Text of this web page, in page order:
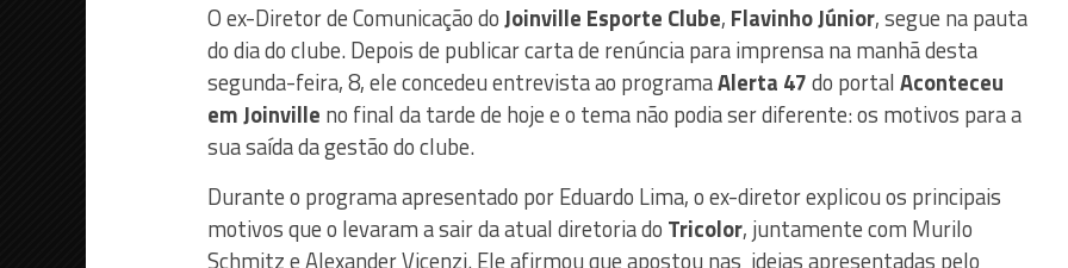
O ex-Diretor de Comunicação doJoinville Esporte Clube, Flavinho Júnior, segue na pauta
do dia do clube. Depois de publicar carta de renúncia para imprensa na manhã desta
segunda-feira, 8, ele concedeu entrevista ao programaAlerta 47do portalAconteceu
em Joinville no final da tarde de hoje e o tema não podia ser diferente: os motivos para a
sua saída da gestão do clube.
Durante o programa apresentado por Eduardo Lima, o ex-diretor explicou os principais
motivos que o levaram a sair da atual diretoria do Tricolor, juntamente com Murilo
Schmitz e Alexander Vicenzi. Ele afirmou que apostou nas ideias apresentadas pelo